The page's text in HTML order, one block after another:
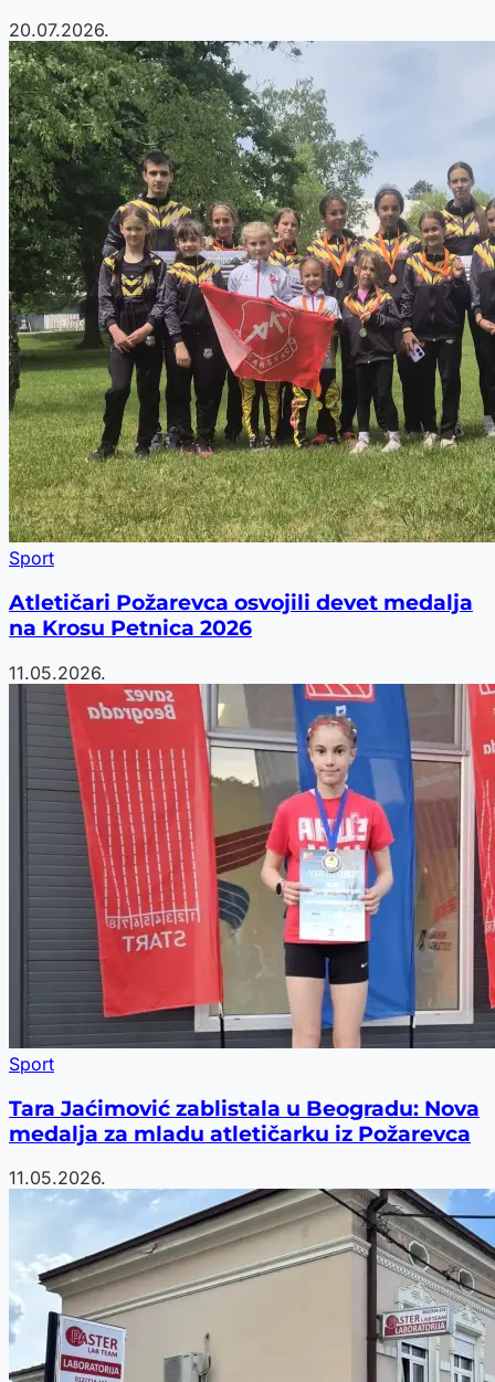
20.07.2026.
Sport
Atletičari Požarevca osvojili devet medalja
na Krosu Petnica 2026
11.05.2026.
Sport
Tara Jaćimović zablistala u Beogradu: Nova
medalja za mladu atletičarku iz Požarevca
11.05.2026.